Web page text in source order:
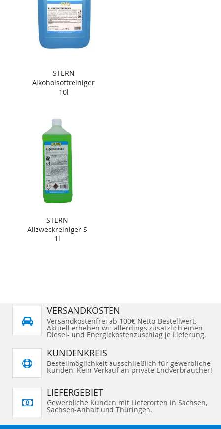
STERN
Alkoholsoftreiniger
10l
STERN
Allzweckreiniger S
1l
VERSANDKOSTEN
Versandkostenfrei ab 100€ Netto-Bestellwert.
Aktuell erheben wir allerdings zusätzlich einen
Diesel- und Energiekostenzuschlag je Lieferung.
KUNDENKREIS
Bestellmöglichkeit ausschließlich für gewerbliche
Kunden. Kein Verkauf an private Endverbraucher!
LIEFERGEBIET
Gewerbliche Kunden mit Lieferorten in Sachsen,
Sachsen-Anhalt und Thüringen.